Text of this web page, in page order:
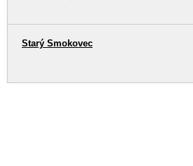
Starý Smokovec